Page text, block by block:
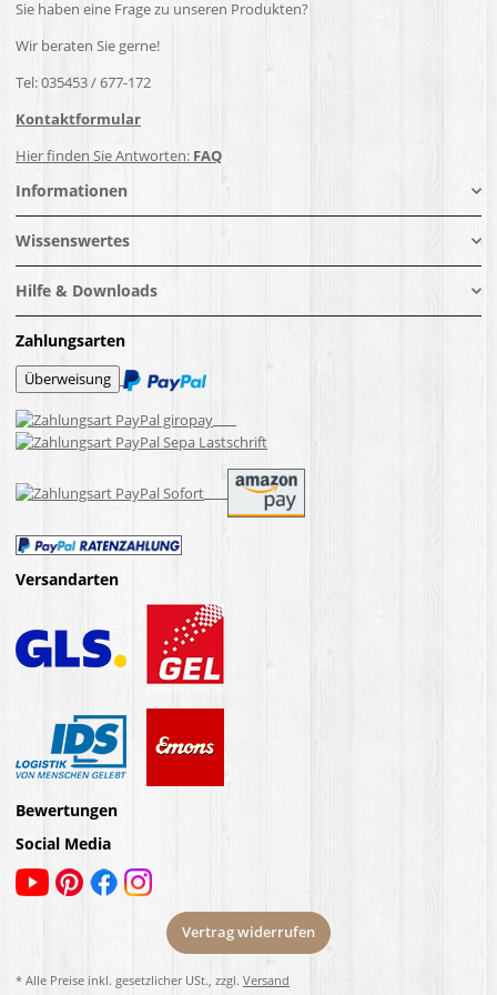
Sie haben eine Frage zu unseren Produkten?
Wir beraten Sie gerne!
Tel: 035453 / 677-172
Kontaktformular
Hier finden Sie Antworten: FAQ
Informationen
Wissenswertes
Hilfe & Downloads
Zahlungsarten
Versandarten
Bewertungen
Social Media
Vertrag widerrufen
* Alle Preise inkl. gesetzlicher USt., zzgl. Versand